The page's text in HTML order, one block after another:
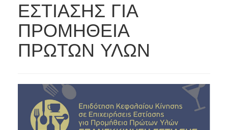
ΕΣΤΙΑΣΗΣ ΓΙΑ
ΠΡΟΜΗΘΕΙΑ
ΠΡΩΤΩΝ ΥΛΩΝ